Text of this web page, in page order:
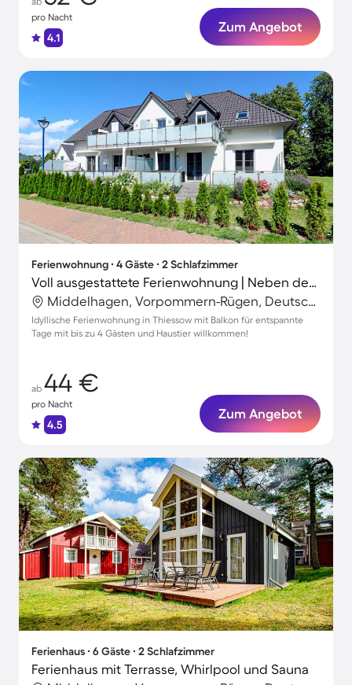
pro Nacht
4.1
Zum Angebot
Ferienwohnung ∙ 4 Gäste ∙ 2 Schlafzimmer
Voll ausgestattete Ferienwohnung | Neben dem Strand | Haustiere erlaubt
Middelhagen, Vorpommern-Rügen, Deutschland
Idyllische Ferienwohnung in Thiessow mit Balkon für entspannte
Tage mit bis zu 4 Gästen und Haustier willkommen!
ab 44 €
pro Nacht
4.5
Zum Angebot
Ferienhaus ∙ 6 Gäste ∙ 2 Schlafzimmer
Ferienhaus mit Terrasse, Whirlpool und Sauna